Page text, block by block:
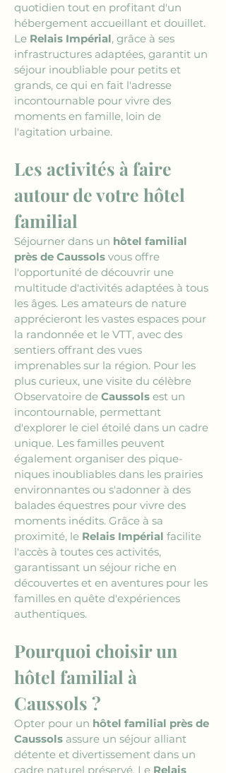
quotidien tout en profitant d'un
hébergement accueillant et douillet.
Le Relais Impérial, grâce à ses
infrastructures adaptées, garantit un
séjour inoubliable pour petits et
grands, ce qui en fait l'adresse
incontournable pour vivre des
moments en famille, loin de
l'agitation urbaine.
Les activités à faire
autour de votre hôtel
familial
Séjourner dans un hôtel familial
près de Caussols vous offre
l'opportunité de découvrir une
multitude d'activités adaptées à tous
les âges. Les amateurs de nature
apprécieront les vastes espaces pour
la randonnée et le VTT, avec des
sentiers offrant des vues
imprenables sur la région. Pour les
plus curieux, une visite du célèbre
Observatoire de Caussols est un
incontournable, permettant
d'explorer le ciel étoilé dans un cadre
unique. Les familles peuvent
également organiser des pique-
niques inoubliables dans les prairies
environnantes ou s'adonner à des
balades équestres pour vivre des
moments inédits. Grâce à sa
proximité, le Relais Impérial facilite
l'accès à toutes ces activités,
garantissant un séjour riche en
découvertes et en aventures pour les
familles en quête d'expériences
authentiques.
Pourquoi choisir un
hôtel familial à
Caussols ?
Opter pour un hôtel familial près de
Caussols assure un séjour alliant
détente et divertissement dans un
cadre naturel préservé. Le Relais